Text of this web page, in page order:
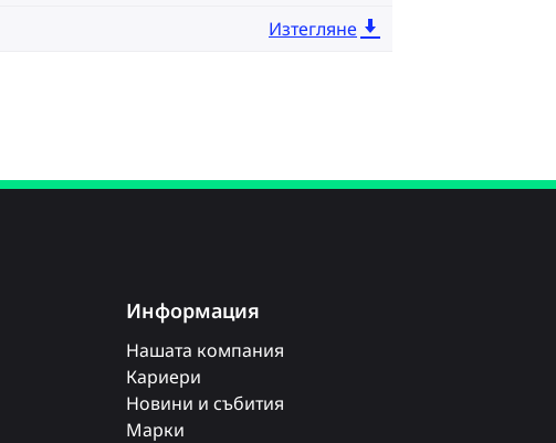
Изтегляне
Информация
Нашата компания
Кариери
Новини и събития
Марки